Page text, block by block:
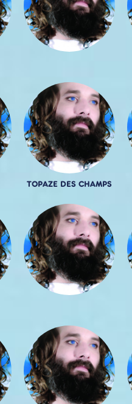
TOPAZE DES CHAMPS